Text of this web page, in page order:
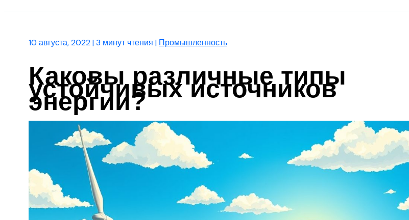
10 августа, 2022|3 минут чтения | Промышленность
Каковы различные типы
устойчивых источников
энергии?